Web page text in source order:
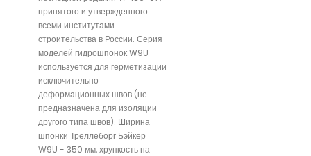
принятого и утвержденного
всеми институтами
строительства в России. Серия
моделей гидрошпонок W9U
используется для герметизации
исключительно
деформационных швов (не
предназначена для изоляции
другого типа швов). Ширина
шпонки Треллеборг Бэйкер
W9U - 350 мм, хрупкость на